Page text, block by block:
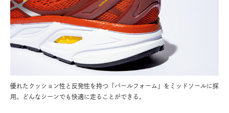
優れたクッション性と反発性を持つ「パールフォーム」をミッドソールに採
用。どんなシーンでも快適に走ることができる。